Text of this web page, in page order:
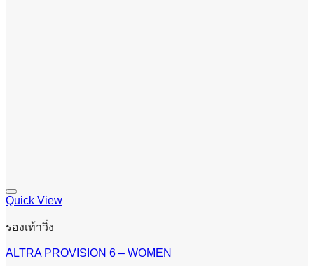
Quick View
รองเท้าวิ่ง
ALTRA PROVISION 6 – WOMEN